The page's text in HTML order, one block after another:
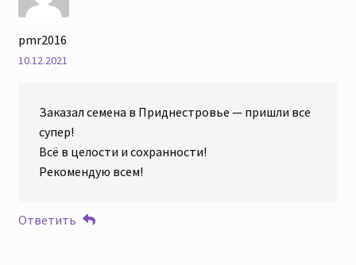
pmr2016
10.12.2021
Заказал семена в Приднестровье — пришли все
супер!
Всё в целости и сохранности!
Рекомендую всем!
Ответить